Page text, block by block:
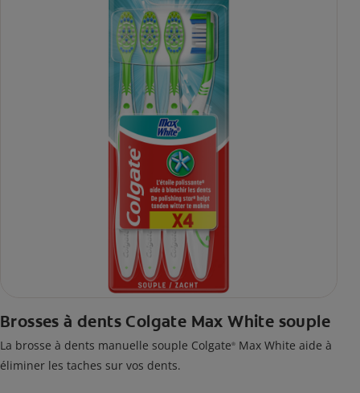
Brosses à dents Colgate Max White souple
La brosse à dents manuelle souple Colgate® Max White aide à
éliminer les taches sur vos dents.